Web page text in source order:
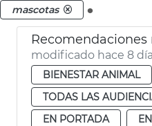
mascotas
modificado hace 8
BIENESTAR ANIMAL
TODAS LAS
EN PORTADA